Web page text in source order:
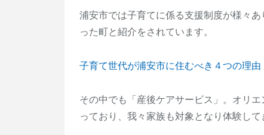
浦安市では子育てに係る支援制度が様々
った町と紹介をされています。
子育て世代が浦安市に住むべき４つの理由
その中でも「産後ケアサービス」。オリ
っており、我々家族も対象となり体験して